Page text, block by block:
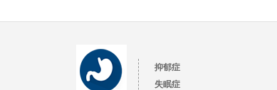
抑郁症
失眠症